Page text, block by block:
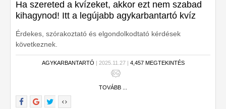
Ha szereted a kvízeket, akkor ezt nem szabad
kihagynod! Itt a legújabb agykarbantartó kvíz
Érdekes, szórakoztató és elgondolkodtató kérdések
következnek.
AGYKARBANTARTÓ | 2025.11.27 | 4,457 MEGTEKINTÉS
TOVÁBB ...